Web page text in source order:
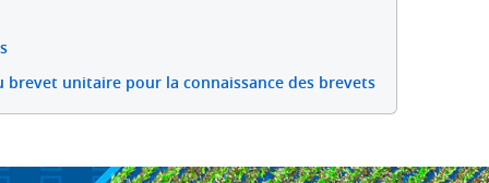
unitaire pour la connaissance des brevets